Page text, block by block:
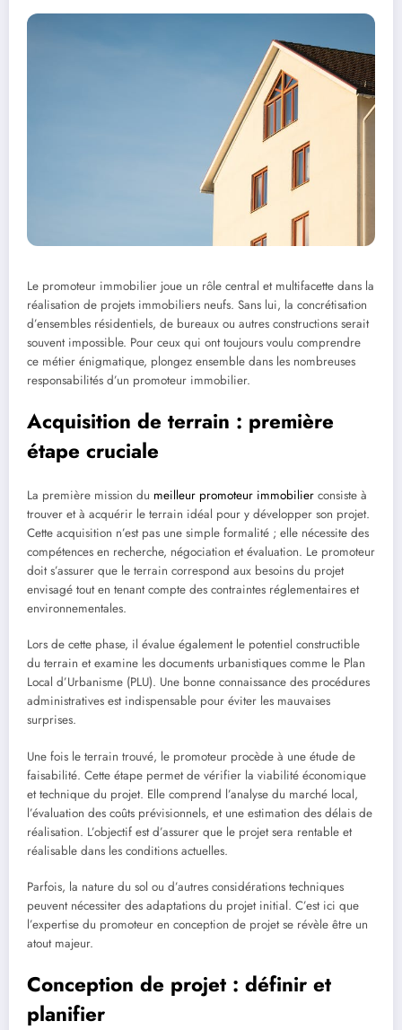
Le promoteur immobilier joue un rôle central et multifacette dans la
réalisation de projets immobiliers neufs. Sans lui, la concrétisation
d’ensembles résidentiels, de bureaux ou autres constructions serait
souvent impossible. Pour ceux qui ont toujours voulu comprendre
ce métier énigmatique, plongez ensemble dans les nombreuses
responsabilités d’un promoteur immobilier.
Acquisition de terrain : première
étape cruciale
La première mission du meilleur promoteur immobilier consiste à
trouver et à acquérir le terrain idéal pour y développer son projet.
Cette acquisition n’est pas une simple formalité ; elle nécessite des
compétences en recherche, négociation et évaluation. Le promoteur
doit s’assurer que le terrain correspond aux besoins du projet
envisagé tout en tenant compte des contraintes réglementaires et
environnementales.
Lors de cette phase, il évalue également le potentiel constructible
du terrain et examine les documents urbanistiques comme le Plan
Local d’Urbanisme (PLU). Une bonne connaissance des procédures
administratives est indispensable pour éviter les mauvaises
surprises.
Une fois le terrain trouvé, le promoteur procède à une étude de
faisabilité. Cette étape permet de vérifier la viabilité économique
et technique du projet. Elle comprend l’analyse du marché local,
l’évaluation des coûts prévisionnels, et une estimation des délais de
réalisation. L’objectif est d’assurer que le projet sera rentable et
réalisable dans les conditions actuelles.
Parfois, la nature du sol ou d’autres considérations techniques
peuvent nécessiter des adaptations du projet initial. C’est ici que
l’expertise du promoteur en conception de projet se révèle être un
atout majeur.
Conception de projet : définir et
planifier